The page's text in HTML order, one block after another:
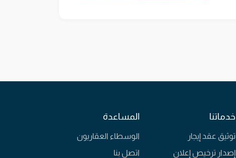
خدماتنا
توثيق عقد إيجار
إصدار ترخيص إعلان
المساعدة
الوسطاء العقاريون
اتصل بنا